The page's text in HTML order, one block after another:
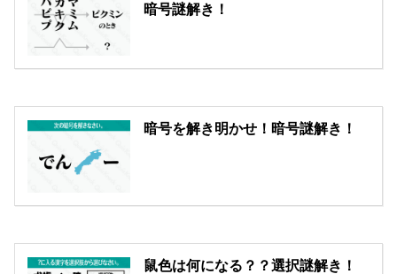
暗号謎解き！
暗号を解き明かせ！暗号謎解き！
鼠色は何になる？？選択謎解き！